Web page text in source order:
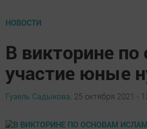
НОВОСТИ
В викторине
участие юные
Гузель Садыкова, 25 октября 2021 -